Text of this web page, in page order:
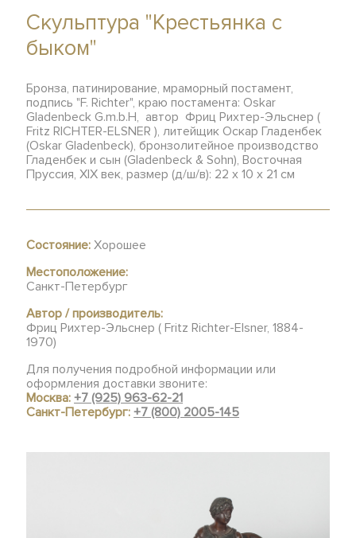
Скульптура "Крестьянка с
быком"
Бронза, патинирование, мраморный постамент,
подпись "F. Richter", краю постамента: Oskar
Gladenbeck G.m.b.H, автор Фриц Рихтер-Эльснер (
Fritz RICHTER-ELSNER ), литейщик Оскар Гладенбек
(Oskar Gladenbeck), бронзолитейное производство
Гладенбек и сын (Gladenbeck & Sohn), Восточная
Пруссия, XIX век, размер (д/ш/в): 22 х 10 х 21 см
Состояние: Хорошее
Местоположение:
Санкт-Петербург
Автор / производитель:
Фриц Рихтер-Эльснер ( Fritz Richter-Elsner, 1884-
1970)
Для получения подробной информации или
оформления доставки звоните:
Москва:+7 (925) 963-62-21
Санкт-Петербург:+7 (800) 2005-145